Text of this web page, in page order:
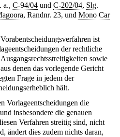
a., C-94/04 und C-202/04, Slg.
, Randnr. 23, und Mono Car
ist
der rechtliche
sowie
denen das vorlegende Gericht
Frage in jedem der
hält.
Vorlageentscheidungen die
insbesondere die genauen
Verfahren streitig sind, nicht
ändert dies zudem nichts daran,